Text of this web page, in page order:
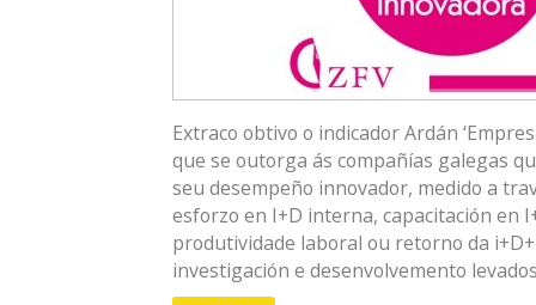
Extraco obtivo o indicador Ardán
que se outorga ás compañías galegas
seu desempeño innovador, medido a
esforzo en I+D interna, capacitación en
produtividade laboral ou retorno da
investigación e desenvolvemento